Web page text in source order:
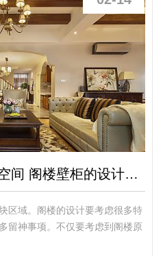
全屋定制：专属收纳空间 阁楼壁柜的设计规范
域。阁楼的设计要考虑很多特
留神事项。不仅要考虑到阁楼原
神公道利用阁楼空间。你晓得阁